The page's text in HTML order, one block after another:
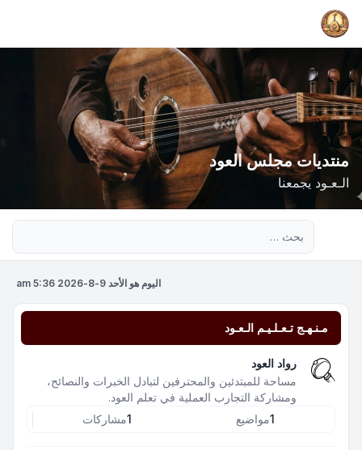
منتديات مجلس العود
الـعـود يجمعنا
اليوم هو الأحد 9-8-2026 5:36 am
مـنـهـج تـعـلـيـم الـعـود
رواد العود
مساحة للمبتدئين والمحترفين لتبادل الخبرات والنصائح،
ومشاركة التجارب العملية في تعلم العود.
1مواضيع 1مشاركات